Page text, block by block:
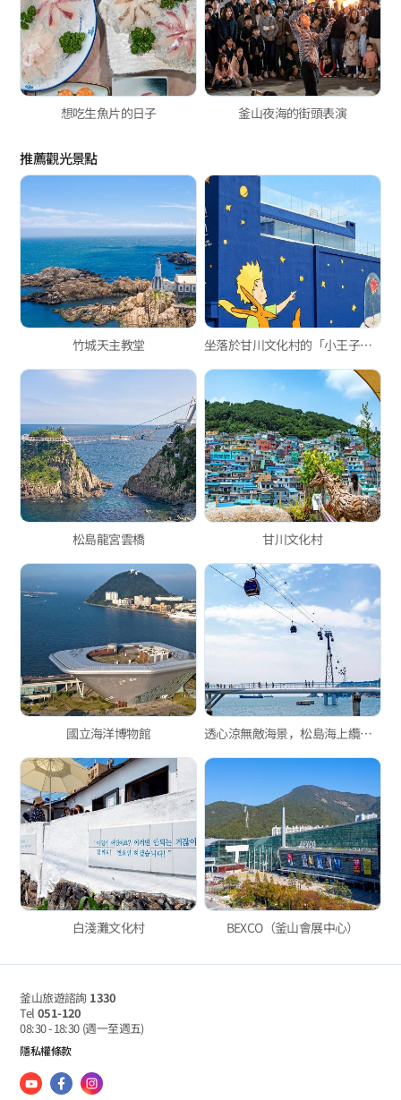
想吃生魚片的日子 釜山夜海的街頭表演
推薦觀光景點
竹城天主教堂 坐落於甘川文化村的「小王子之家」
松島龍宮雲橋 甘川文化村
國立海洋博物館 透心涼無敵海景，松島海上纜車！
白淺灘文化村 BEXCO（釜山會展中心）
釜山旅遊諮詢 1330
Tel 051-120
08:30 - 18:30 (週一至週五)
隱私權條款